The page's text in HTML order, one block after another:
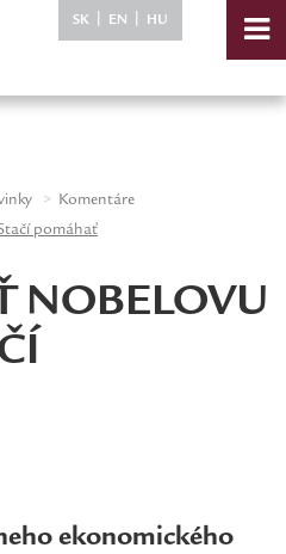
SK EN HU
Komentáre
pomáhať
NOBELOVU
ekonomického